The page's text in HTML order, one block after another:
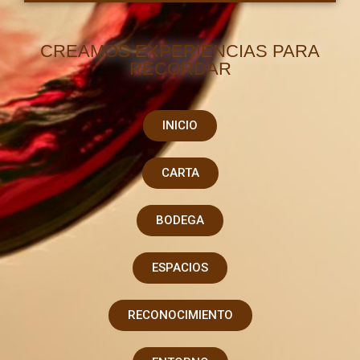
CREAMOS EXPERIENCIAS PARA
RECORDAR
INICIO
CARTA
BODEGA
ESPACIOS
RECONOCIMIENTO